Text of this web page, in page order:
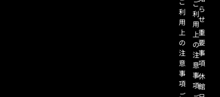
利
用
上
の
注
意
事
項
ご
利
用
上
の
注
意
事
項
ら
せ
重
要
事
項
休
館